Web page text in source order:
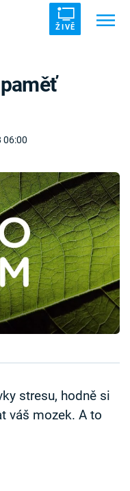
ŽIVĚ
06:00
stresu, hodně si
váš mozek. A to